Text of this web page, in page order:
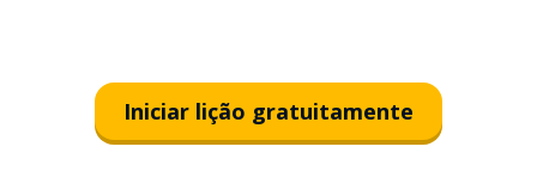
Iniciar lição gratuitamente